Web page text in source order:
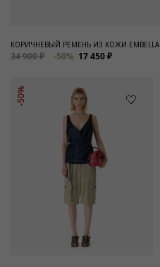
КОРИЧНЕВЫЙ РЕМЕНЬ ИЗ КОЖИ EMBELLA
34 900 ₽ -50% 17 450 ₽
-50%